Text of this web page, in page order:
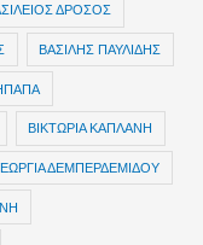
ΔΡΟΣΟΣ
ΒΑΣΙΛΗΣ ΠΑΥΛΙΔΗΣ
ΒΙΚΤΩΡΙΑ ΚΑΠΛΑΝΗ
ΔΕΜΠΕΡΔΕΜΙΔΟΥ